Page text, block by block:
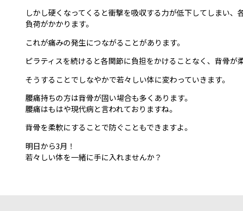
しかし硬くなってくると衝撃を吸収する力が低下してしまい
負荷がかかります。
これが痛みの発生につながることがあります。
ピラティスを続けると各関節に負担をかけることなく、背骨が
そうすることでしなやかで若々しい体に変わっていきます。
腰痛持ちの方は背骨が固い場合も多くあります。
腰痛はもはや現代病と言われておりますね。
背骨を柔軟にすることで防ぐこともできますよ。
明日から3月！
若々しい体を一緒に手に入れませんか？